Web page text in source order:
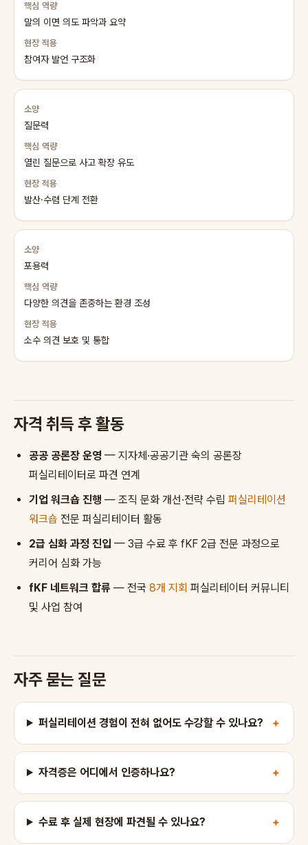
말의 이면 의도 파악과 요약
참여자 발언 구조화
질문력
열린 질문으로 사고 확장 유도
발산·수렴 단계 전환
포용력
다양한 의견을 존중하는 환경 조성
소수 의견 보호 및 통합
자격 취득 후 활동
공공 공론장 운영 — 지자체·공공기관 숙의 공론장
퍼실리테이터로 파견 연계
기업 워크숍 진행 — 조직 문화 개선·전략 수립 퍼실리테이션
워크숍 전문 퍼실리테이터 활동
2급 심화 과정 진입 — 3급 수료 후 fKF 2급 전문 과정으로
커리어 심화 가능
fKF 네트워크 합류 — 전국 8개 지회 퍼실리테이터 커뮤니티
및 사업 참여
자주 묻는 질문
퍼실리테이션 경험이 전혀 없어도 수강할 수 있나요?
자격증은 어디에서 인증하나요?
수료 후 실제 현장에 파견될 수 있나요?